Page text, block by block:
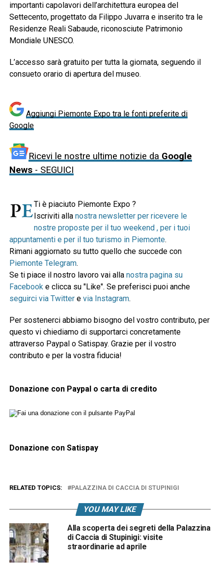
importanti capolavori dell’architettura europea del
Settecento, progettato da Filippo Juvarra e inserito tra le
Residenze Reali Sabaude, riconosciute Patrimonio
Mondiale UNESCO.
L’accesso sarà gratuito per tutta la giornata, seguendo il
consueto orario di apertura del museo.
Aggiungi Piemonte Expo tra le fonti preferite di
Google
Ricevi le nostre ultime notizie da Google
News- SEGUICI
Ti è piaciuto Piemonte Expo ?
Iscriviti alla nostra newsletter per ricevere le
nostre proposte per il tuo weekend , per i tuoi
appuntamenti e per il tuo turismo in Piemonte.
Rimani aggiornato su tutto quello che succede con
Piemonte Telegram.
Se ti piace il nostro lavoro vai alla nostra pagina su
Facebooke clicca su "Like". Se preferisci puoi anche
seguirci via Twittere via Instagram.
Per sostenerci abbiamo bisogno del vostro contributo, per
questo vi chiediamo di supportarci concretamente
attraverso Paypal o Satispay. Grazie per il vostro
contributo e per la vostra fiducia!
Donazione con Paypal o carta di credito
Donazione con Satispay
RELATED TOPICS: PALAZZINA DI CACCIA DI STUPINIGI
YOU MAY LIKE
Alla scoperta dei segreti della Palazzina
di Caccia di Stupinigi: visite
straordinarie ad aprile